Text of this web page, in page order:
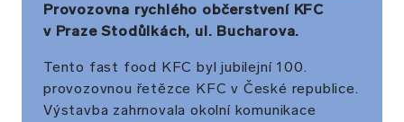
Provozovna rychlého občerstvení KFC
v Praze Stodůlkách, ul. Bucharova.
Tento fast food KFC byl jubilejní 100.
provozovnou řetězce KFC v České republice.
Výstavba zahrnovala okolní komunikace